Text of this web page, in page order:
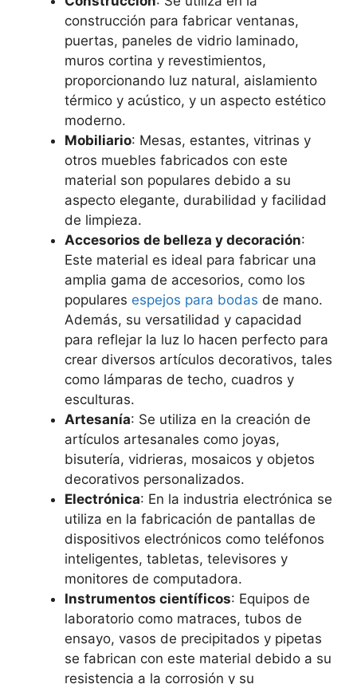
construcción para fabricar ventanas,
puertas, paneles de vidrio laminado,
muros cortina y revestimientos,
proporcionando luz natural, aislamiento
térmico y acústico, y un aspecto estético
moderno.
Mobiliario: Mesas, estantes, vitrinas y
otros muebles fabricados con este
material son populares debido a su
aspecto elegante, durabilidad y facilidad
de limpieza.
Accesorios de belleza y decoración:
Este material es ideal para fabricar una
amplia gama de accesorios, como los
populares espejos para bodas de mano.
Además, su versatilidad y capacidad
para reflejar la luz lo hacen perfecto para
crear diversos artículos decorativos, tales
como lámparas de techo, cuadros y
esculturas.
Artesanía: Se utiliza en la creación de
artículos artesanales como joyas,
bisutería, vidrieras, mosaicos y objetos
decorativos personalizados.
Electrónica: En la industria electrónica se
utiliza en la fabricación de pantallas de
dispositivos electrónicos como teléfonos
inteligentes, tabletas, televisores y
monitores de computadora.
Instrumentos científicos: Equipos de
laboratorio como matraces, tubos de
ensayo, vasos de precipitados y pipetas
se fabrican con este material debido a su
resistencia a la corrosión y su